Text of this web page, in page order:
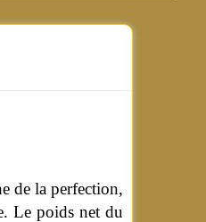
de la perfection,
Le poids net du